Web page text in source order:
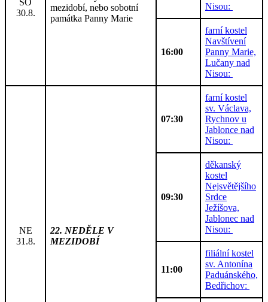
SO
30.8.
mezidobí, nebo sobotní
památka Panny Marie
Nisou:
16:00
farní kostel
Navštívení
Panny Marie,
Lučany nad
Nisou:
NE
31.8.
22. NEDĚLE V
MEZIDOBÍ
07:30
farní kostel
sv. Václava,
Rychnov u
Jablonce nad
Nisou:
09:30
děkanský
kostel
Nejsvětějšího
Srdce
Ježíšova,
Jablonec nad
Nisou:
11:00
filiální kostel
sv. Antonína
Paduánského,
Bedřichov: